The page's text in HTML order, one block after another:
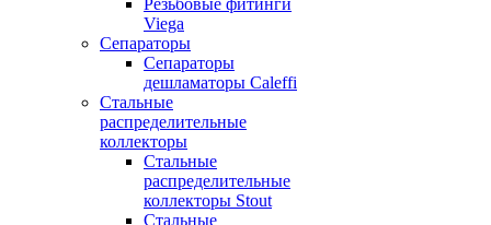
Резьбовые фитинги
Viega
Сепараторы
Сепараторы
дешламаторы Caleffi
Стальные
распределительные
коллекторы
Стальные
распределительные
коллекторы Stout
Стальные